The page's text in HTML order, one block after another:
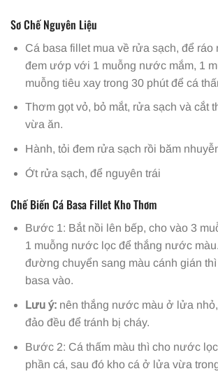
Sơ Chế Nguyên Liệu
Cá basa fillet mua về rửa sạch, để
đem ướp với 1 muỗng nước mắm, 1
muỗng tiêu xay trong 30 phút để cá
Thơm gọt vỏ, bỏ mắt, rửa sạch và cắt
vừa ăn.
Hành, tỏi đem rửa sạch rồi băm
Ớt rửa sạch, để nguyên trái
Chế Biến Cá Basa Fillet Kho Thơm
Bước 1: Bắt nồi lên bếp, cho vào 3
1 muỗng nước lọc để thắng nước
đường chuyển sang màu cánh gián
basa vào.
Lưu ý:nên thắng nước màu ở lửa
đảo đều để tránh bị cháy.
Bước 2: Cá thấm màu thì cho nước
phần cá, sau đó kho cá ở lửa vừa